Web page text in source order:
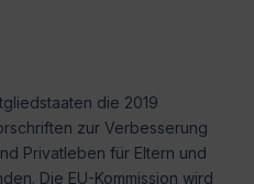
die 2019
zur Verbesserung
Privatleben für Eltern und
Die EU-Kommission wird